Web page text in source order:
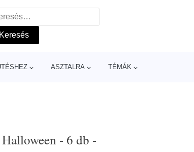
ASZTALRA TÉMÁK
- 6 db -